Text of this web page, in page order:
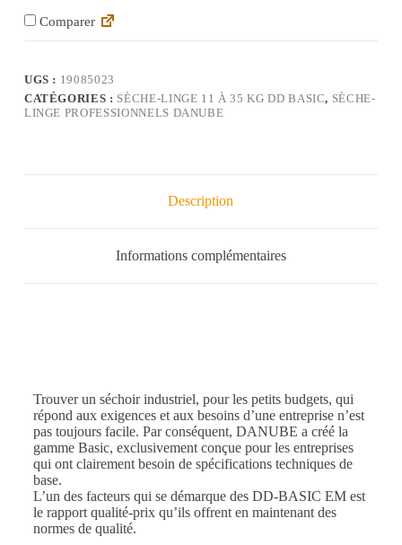
Comparer
UGS : 19085023
CATÉGORIES : SÈCHE-LINGE 11 À 35 KG DD BASIC, SÈCHE-
LINGE PROFESSIONNELS DANUBE
Description
Informations complémentaires
Trouver un séchoir industriel, pour les petits budgets, qui
répond aux exigences et aux besoins d’une entreprise n’est
pas toujours facile. Par conséquent, DANUBE a créé la
gamme Basic, exclusivement conçue pour les entreprises
qui ont clairement besoin de spécifications techniques de
base.
L’un des facteurs qui se démarque des DD-BASIC EM est
le rapport qualité-prix qu’ils offrent en maintenant des
normes de qualité.